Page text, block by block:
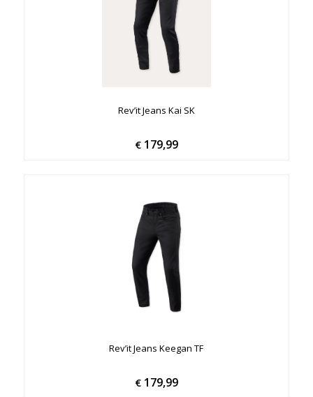
Rev’it Jeans Kai SK
€179,99
Rev’it Jeans Keegan TF
€179,99